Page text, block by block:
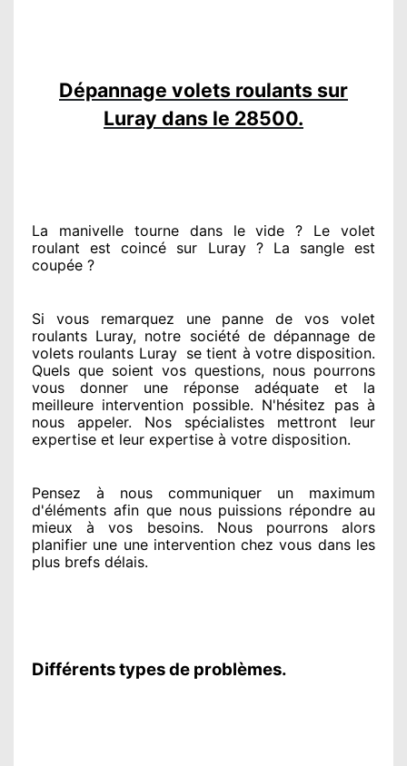
Dépannage volets roulants sur
Luray dans le 28500.
La manivelle tourne dans le vide ? Le volet
roulant est coincé sur Luray ? La sangle est
coupée ?
Si vous remarquez une panne de vos volet
roulants Luray, notre sociétéde dépannage de
volets roulants Luray se tient à votre disposition.
Quels que soient vos questions, nous pourrons
vous donner une réponse adéquate et la
meilleure intervention possible. N'hésitez pas à
nous appeler. Nos spécialistes mettront leur
expertise et leur expertise à votre disposition.
Pensez à nous communiquer un maximum
d'éléments afin que nous puissions répondre au
mieux à vos besoins. Nous pourrons alors
planifier une une intervention chez vous dans les
plus brefs délais.
Différents types de problèmes.